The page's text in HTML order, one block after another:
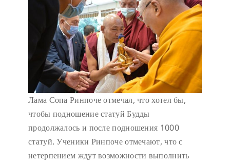
Лама Сопа Ринпоче отмечал, что хотел бы,
чтобы подношение статуй Будды
продолжалось и после подношения 1000
статуй. Ученики Ринпоче отмечают, что с
нетерпением ждут возможности выполнить